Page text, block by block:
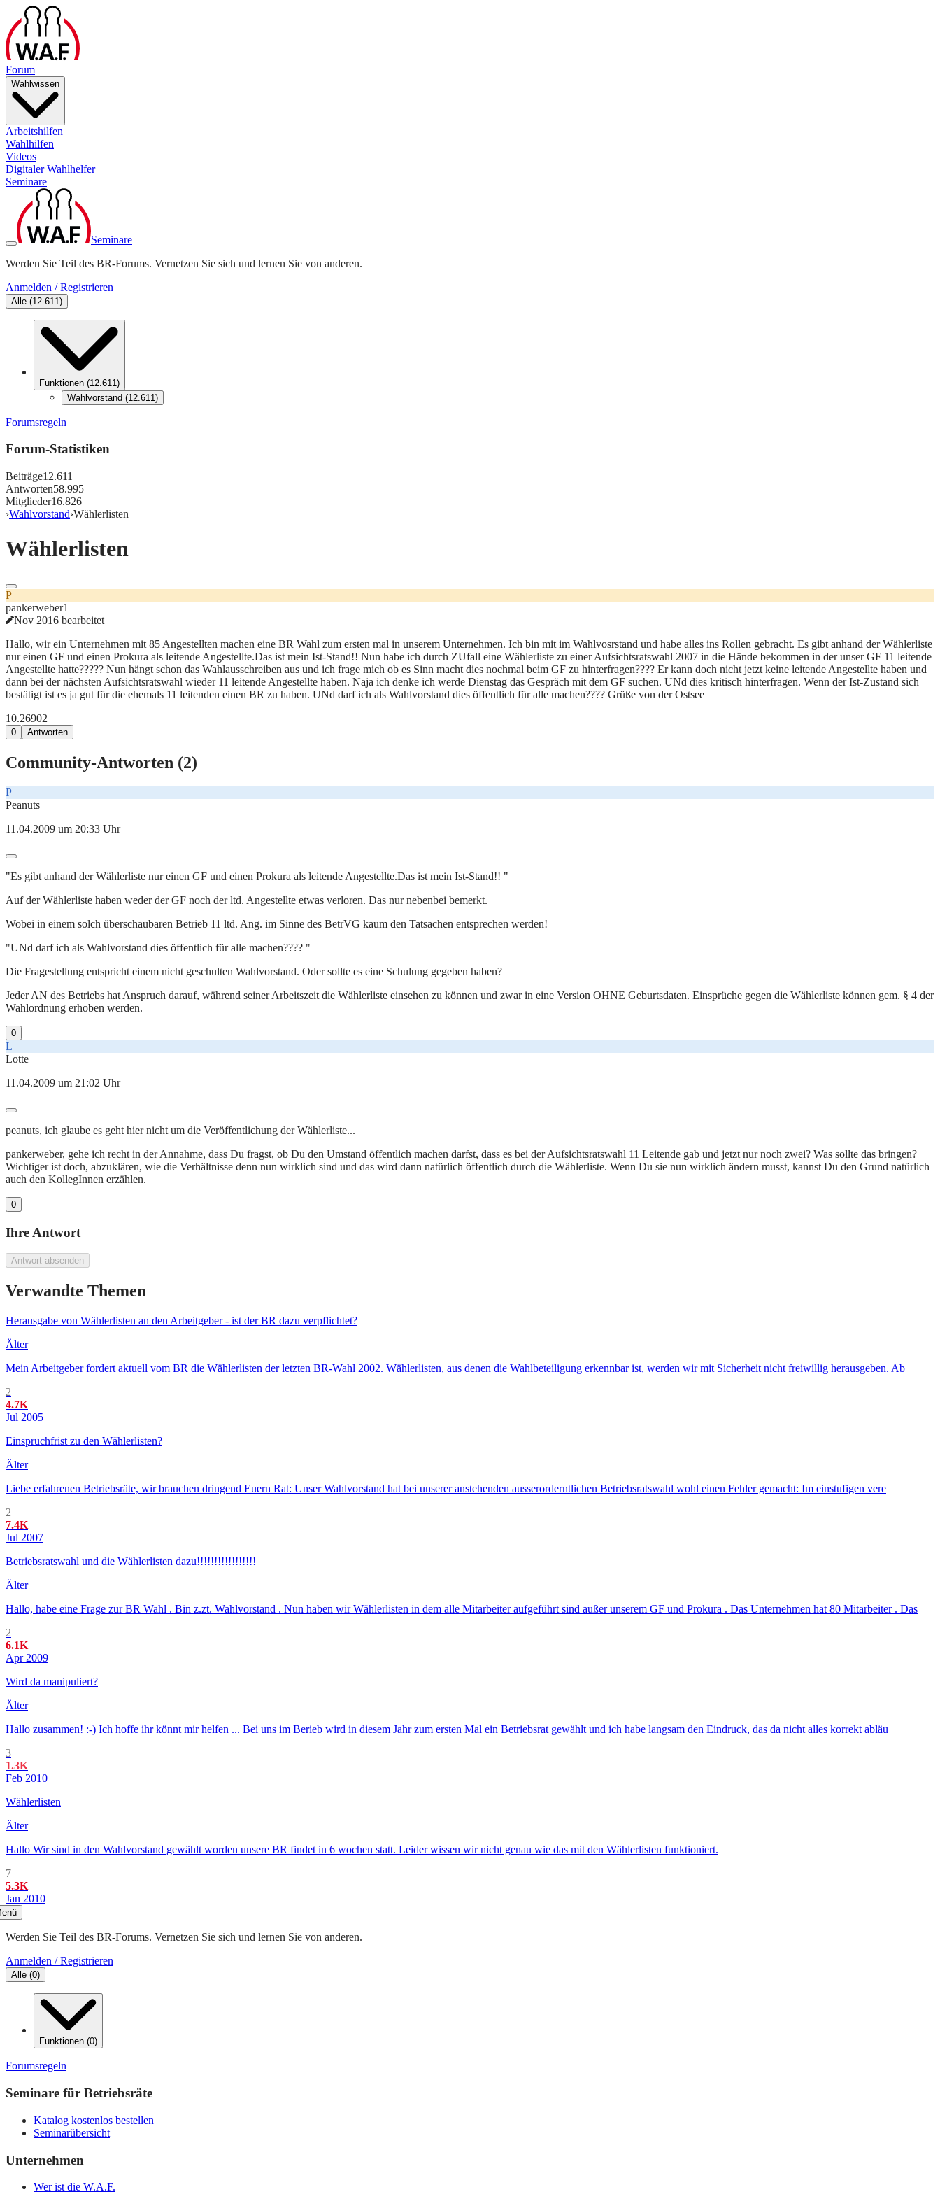
Forum
Wahlwissen
Arbeitshilfen
Wahlhilfen
Videos
Digitaler Wahlhelfer
Seminare
Seminare
Werden Sie Teil des BR-Forums. Vernetzen Sie sich und lernen Sie von anderen.
Anmelden / Registrieren
Alle (12.611)
Funktionen (12.611)
Wahlvorstand (12.611)
Forumsregeln
Forum-Statistiken
Beiträge12.611
Antworten58.995
Mitglieder16.826
›Wahlvorstand›Wählerlisten
Wählerlisten
P
pankerweber1
Nov 2016 bearbeitet
Hallo, wir ein Unternehmen mit 85 Angestellten machen eine BR Wahl zum ersten mal in unserem Unternehmen. Ich bin mit im Wahlvosrstand und habe alles ins Rollen gebracht. Es gibt anhand der Wählerliste
nur einen GF und einen Prokura als leitende Angestellte.Das ist mein Ist-Stand!! Nun habe ich durch ZUfall eine Wählerliste zu einer Aufsichtsratswahl 2007 in die Hände bekommen in der unser GF 11 leitende
Angestellte hatte????? Nun hängt schon das Wahlausschreiben aus und ich frage mich ob es Sinn macht dies nochmal beim GF zu hinterfragen???? Er kann doch nicht jetzt keine leitende Angestellte haben und
dann bei der nächsten Aufsichtsratswahl wieder 11 leitende Angestellte haben. Naja ich denke ich werde Dienstag das Gespräch mit dem GF suchen. UNd dies kritisch hinterfragen. Wenn der Ist-Zustand sich
bestätigt ist es ja gut für die ehemals 11 leitenden einen BR zu haben. UNd darf ich als Wahlvorstand dies öffentlich für alle machen???? Grüße von der Ostsee
10.26902
0 Antworten
Community-Antworten (2)
P
Peanuts
11.04.2009 um 20:33 Uhr
"Es gibt anhand der Wählerliste nur einen GF und einen Prokura als leitende Angestellte.Das ist mein Ist-Stand!! "
Auf der Wählerliste haben weder der GF noch der ltd. Angestellte etwas verloren. Das nur nebenbei bemerkt.
Wobei in einem solch überschaubaren Betrieb 11 ltd. Ang. im Sinne des BetrVG kaum den Tatsachen entsprechen werden!
"UNd darf ich als Wahlvorstand dies öffentlich für alle machen???? "
Die Fragestellung entspricht einem nicht geschulten Wahlvorstand. Oder sollte es eine Schulung gegeben haben?
Jeder AN des Betriebs hat Anspruch darauf, während seiner Arbeitszeit die Wählerliste einsehen zu können und zwar in eine Version OHNE Geburtsdaten. Einsprüche gegen die Wählerliste können gem. § 4 der
Wahlordnung erhoben werden.
0
L
Lotte
11.04.2009 um 21:02 Uhr
peanuts, ich glaube es geht hier nicht um die Veröffentlichung der Wählerliste...
pankerweber, gehe ich recht in der Annahme, dass Du fragst, ob Du den Umstand öffentlich machen darfst, dass es bei der Aufsichtsratswahl 11 Leitende gab und jetzt nur noch zwei? Was sollte das bringen?
Wichtiger ist doch, abzuklären, wie die Verhältnisse denn nun wirklich sind und das wird dann natürlich öffentlich durch die Wählerliste. Wenn Du sie nun wirklich ändern musst, kannst Du den Grund natürlich
auch den KollegInnen erzählen.
0
Ihre Antwort
Antwort absenden
Verwandte Themen
Herausgabe von Wählerlisten an den Arbeitgeber - ist der BR dazu verpflichtet?
Älter
Mein Arbeitgeber fordert aktuell vom BR die Wählerlisten der letzten BR-Wahl 2002. Wählerlisten, aus denen die Wahlbeteiligung erkennbar ist, werden wir mit Sicherheit nicht freiwillig herausgeben. Ab
2
4.7K
Jul 2005
Einspruchfrist zu den Wählerlisten?
Älter
Liebe erfahrenen Betriebsräte, wir brauchen dringend Euern Rat: Unser Wahlvorstand hat bei unserer anstehenden ausserorderntlichen Betriebsratswahl wohl einen Fehler gemacht: Im einstufigen vere
2
7.4K
Jul 2007
Betriebsratswahl und die Wählerlisten dazu!!!!!!!!!!!!!!!!!
Älter
Hallo, habe eine Frage zur BR Wahl . Bin z.zt. Wahlvorstand . Nun haben wir Wählerlisten in dem alle Mitarbeiter aufgeführt sind außer unserem GF und Prokura . Das Unternehmen hat 80 Mitarbeiter . Das
2
6.1K
Apr 2009
Wird da manipuliert?
Älter
Hallo zusammen! :-) Ich hoffe ihr könnt mir helfen ... Bei uns im Berieb wird in diesem Jahr zum ersten Mal ein Betriebsrat gewählt und ich habe langsam den Eindruck, das da nicht alles korrekt abläu
3
1.3K
Feb 2010
Wählerlisten
Älter
Hallo Wir sind in den Wahlvorstand gewählt worden unsere BR findet in 6 wochen statt. Leider wissen wir nicht genau wie das mit den Wählerlisten funktioniert.
7
5.3K
Jan 2010
Werden Sie Teil des BR-Forums. Vernetzen Sie sich und lernen Sie von anderen.
Anmelden / Registrieren
Alle (0)
Funktionen (0)
Forumsregeln
Seminare für Betriebsräte
Katalog kostenlos bestellen
Seminarübersicht
Unternehmen
Wer ist die W.A.F.